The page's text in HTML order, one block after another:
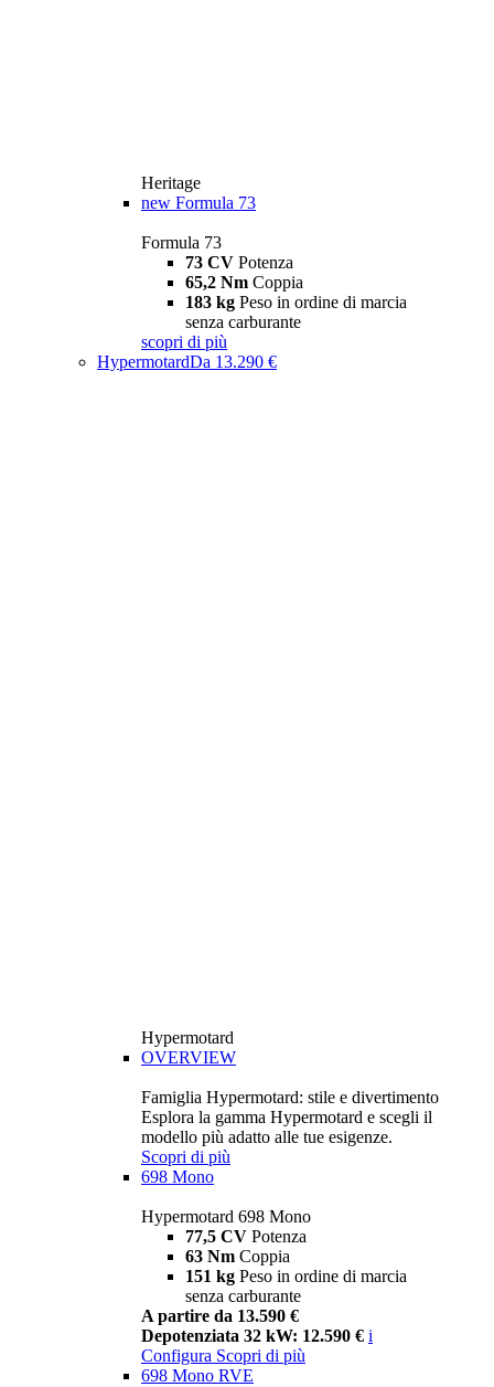
Heritage
new Formula 73
Formula 73
73 CV Potenza
65,2 Nm Coppia
183 kg Peso in ordine di marcia
senza carburante
scopri di più
HypermotardDa 13.290 €
Hypermotard
OVERVIEW
Famiglia Hypermotard: stile e divertimento
Esplora la gamma Hypermotard e scegli il
modello più adatto alle tue esigenze.
Scopri di più
698 Mono
Hypermotard 698 Mono
77,5 CV Potenza
63 Nm Coppia
151 kg Peso in ordine di marcia
senza carburante
A partire da 13.590 €
Depotenziata 32 kW: 12.590 € i
Configura Scopri di più
698 Mono RVE